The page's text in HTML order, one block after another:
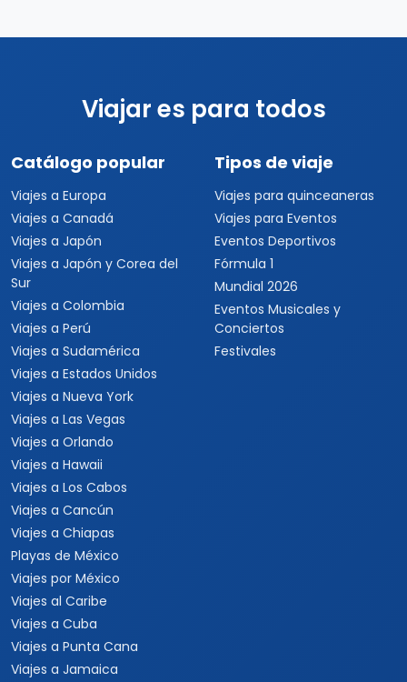
Viajar es para todos
Catálogo popular
Viajes a Europa
Viajes a Canadá
Viajes a Japón
Viajes a Japón y Corea del
Sur
Viajes a Colombia
Viajes a Perú
Viajes a Sudamérica
Viajes a Estados Unidos
Viajes a Nueva York
Viajes a Las Vegas
Viajes a Orlando
Viajes a Hawaii
Viajes a Los Cabos
Viajes a Cancún
Viajes a Chiapas
Playas de México
Viajes por México
Viajes al Caribe
Viajes a Cuba
Viajes a Punta Cana
Viajes a Jamaica
Tipos de viaje
Viajes para quinceaneras
Viajes para Eventos
Eventos Deportivos
Fórmula 1
Mundial 2026
Eventos Musicales y
Conciertos
Festivales